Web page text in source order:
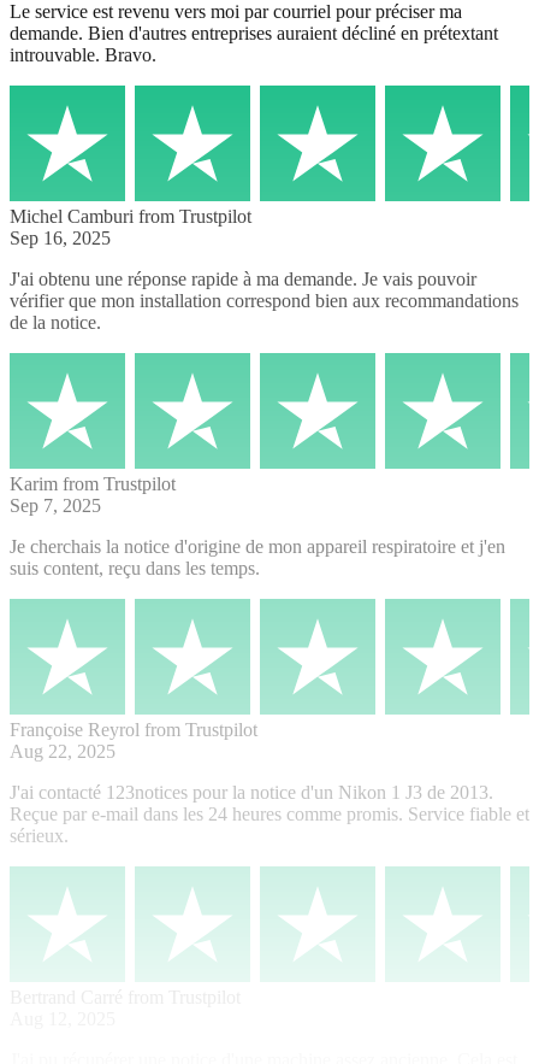
Le service est revenu vers moi par courriel pour préciser ma
demande. Bien d'autres entreprises auraient décliné en prétextant
introuvable. Bravo.
Michel Camburi from Trustpilot
Sep 16, 2025
J'ai obtenu une réponse rapide à ma demande. Je vais pouvoir
vérifier que mon installation correspond bien aux recommandations
de la notice.
Karim from Trustpilot
Sep 7, 2025
Je cherchais la notice d'origine de mon appareil respiratoire et j'en
suis content, reçu dans les temps.
Françoise Reyrol from Trustpilot
Aug 22, 2025
J'ai contacté 123notices pour la notice d'un Nikon 1 J3 de 2013.
Reçue par e-mail dans les 24 heures comme promis. Service fiable et
sérieux.